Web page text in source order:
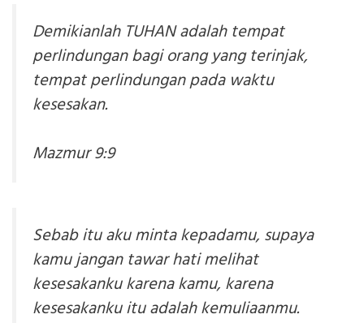
Demikianlah TUHAN adalah tempat
perlindungan bagi orang yang terinjak,
tempat perlindungan pada waktu
kesesakan.
Mazmur 9:9
Sebab itu aku minta kepadamu, supaya
kamu jangan tawar hati melihat
kesesakanku karena kamu, karena
kesesakanku itu adalah kemuliaanmu.